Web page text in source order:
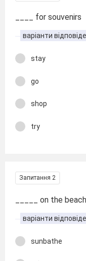
____ for souvenirs
варіанти
stay
go
shop
try
Запитання 2
_____ on the beach
варіанти
sunbathe